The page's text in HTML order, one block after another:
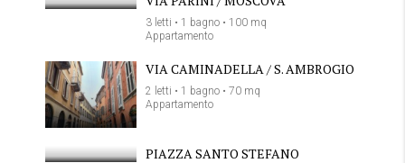
3 letti • 1 bagno • 100 mq
Appartamento
VIA CAMINADELLA / S. AMBROGIO
2 letti • 1 bagno • 70 mq
Appartamento
PIAZZA SANTO STEFANO